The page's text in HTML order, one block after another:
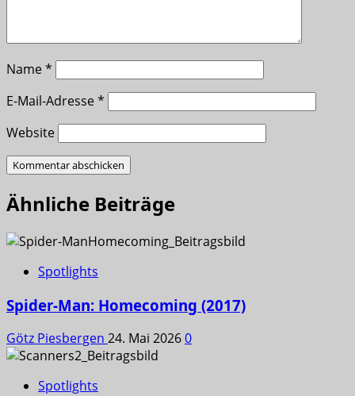
Name*
E-Mail-Adresse*
Website
Ähnliche Beiträge
Spotlights
Spider-Man: Homecoming (2017)
Götz Piesbergen 24. Mai 20260
Spotlights